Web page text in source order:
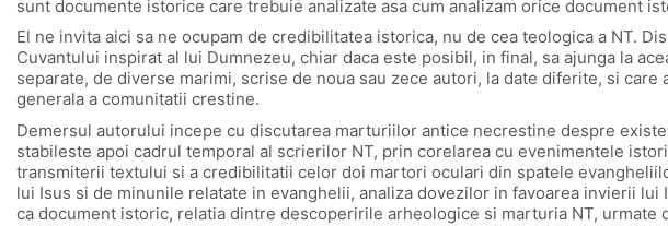
sunt documente istorice care trebuie analizate asa cum analizam orice document
El ne invita aici sa ne ocupam de credibilitatea istorica, nu de cea teologica a NT.
Cuvantului inspirat al lui Dumnezeu, chiar daca este posibil, in final, sa ajunga la
separate, de diverse marimi, scrise de noua sau zece autori, la date diferite, si
generala a comunitatii crestine.
Demersul autorului incepe cu discutarea marturiilor antice necrestine despre
stabileste apoi cadrul temporal al scrierilor NT, prin corelarea cu evenimentele
transmiterii textului si a credibilitatii celor doi martori oculari din spatele
lui Isus si de minunile relatate in evanghelii, analiza dovezilor in favoarea invierii
ca document istoric, relatia dintre descoperirile arheologice si marturia NT,